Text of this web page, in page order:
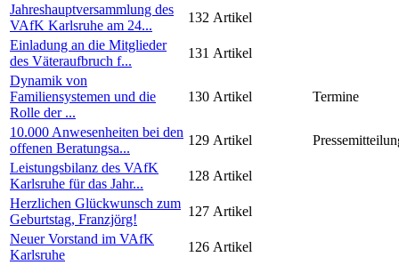
Jahreshauptversammlung des
VAfK Karlsruhe am 24...
132 Artikel
Einladung an die Mitglieder
des Väteraufbruch f...
131 Artikel
Dynamik von
Familiensystemen und die
Rolle der ...
130 Artikel Termine
10.000 Anwesenheiten bei den
offenen Beratungsa...
129 Artikel
Leistungsbilanz des VAfK
Karlsruhe für das Jahr...
128 Artikel
Herzlichen Glückwunsch zum
Geburtstag, Franzjörg!
127 Artikel
Neuer Vorstand im VAfK
Karlsruhe
126 Artikel